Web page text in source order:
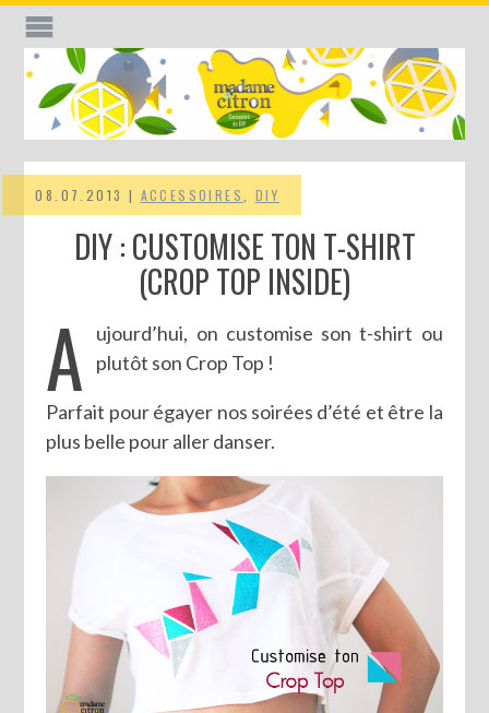
08.07.2013 | ACCESSOIRES DIY
DIY : CUSTOMISE TON T-SHIRT
(CROP TOP INSIDE)
A
ujourd’hui, on customise son t-shirt ou
plutôt son Crop Top !
Parfait pour égayer nos soirées d’été et être la
plus belle pour aller danser.